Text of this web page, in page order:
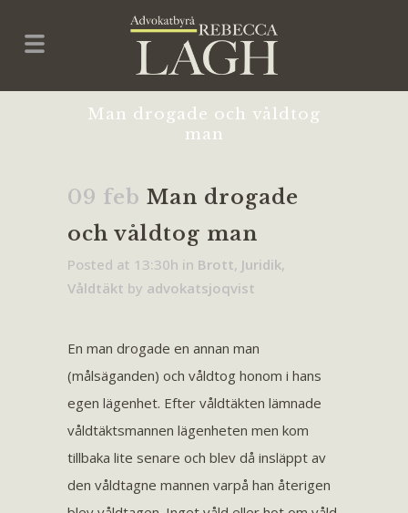
Man drogade och våldtog
man
09 feb Man drogade
och våldtog man
Posted at 13:30h in Brott, Juridik,
Våldtäkt by advokatsjoqvist
En man drogade en annan man
(målsäganden) och våldtog honom i hans
egen lägenhet. Efter våldtäkten lämnade
våldtäktsmannen lägenheten men kom
tillbaka lite senare och blev då insläppt av
den våldtagne mannen varpå han återigen